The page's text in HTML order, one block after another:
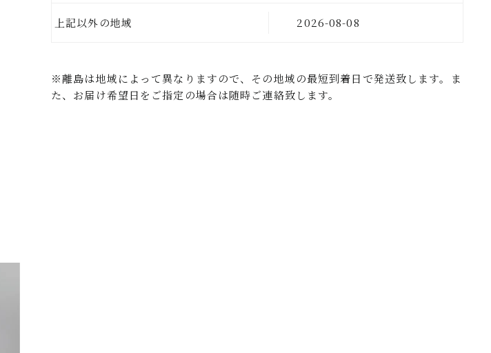
上記以外の地域 2026-08-08
※離島は地域によって異なりますので、その地域の最短到着日で発送致します。ま
た、お届け希望日をご指定の場合は随時ご連絡致します。